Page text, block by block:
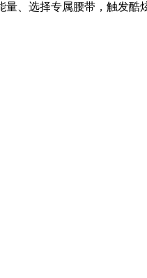
、选择专属腰带，触发